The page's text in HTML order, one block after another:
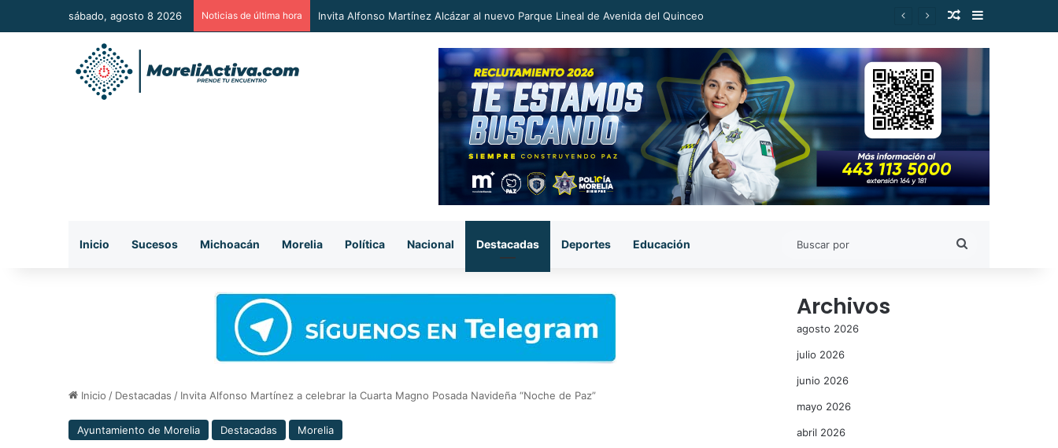
sábado, agosto 8 2026 Noticias de última hora Vinculan a proceso al «R1» por homicidio del ex alcalde Carlos Manzo Publicación al
Barra lateral
Inicio Sucesos Michoacán Morelia Política Nacional Destacadas Deportes Educación
Inicio / Destacadas / Invita Alfonso Martínez a celebrar la Cuarta Magno Posada Navideña “Noche de Paz”
Ayuntamiento de Morelia Destacadas Morelia
Archivos
agosto 2026
julio 2026
junio 2026
mayo 2026
abril 2026